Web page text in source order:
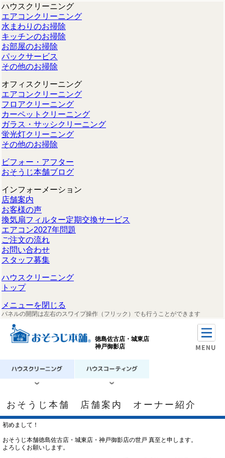
ハウスクリーニング
エアコンクリーニング
水まわりのお掃除
キッチンのお掃除
お部屋のお掃除
パックサービス
その他のお掃除
オフィスクリーニング
エアコンクリーニング
フロアクリーニング
カーペットクリーニング
ガラス・サッシクリーニング
蛍光灯クリーニング
その他のお掃除
ビフォー・アフター
おそうじ本舗ブログ
インフォーメーション
店舗案内
お客様の声
換気扇フィルター定期交換サービス
エアコン2027年問題
ご注文の流れ
お問い合わせ
スタッフ募集
ハウスクリーニング
トップ
メニューを閉じる
パネルの開閉は左右のスワイプ操作（フリック）でも行うことができます
徳島佐古店・城東店
神戸御影店
おそうじ本舗 店舗案内 オーナー紹介
初めまして！
おそうじ本舗徳島佐古店・城東店・神戸御影店の世戸 真至と申します。
よろしくお願いします。